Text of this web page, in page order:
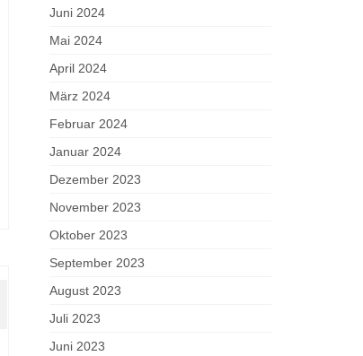
Juni 2024
Mai 2024
April 2024
März 2024
Februar 2024
Januar 2024
Dezember 2023
November 2023
Oktober 2023
September 2023
August 2023
Juli 2023
Juni 2023